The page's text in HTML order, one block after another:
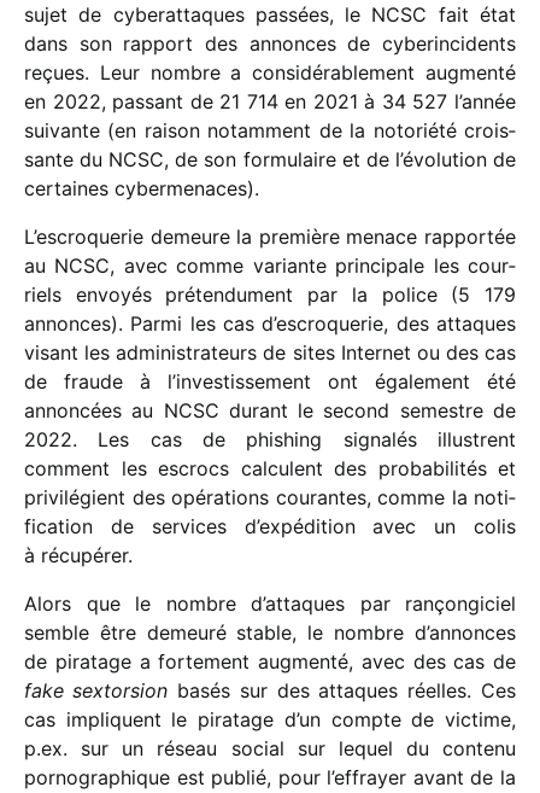
sujet de cybe­rat­taques passées, le NCSC fait état
dans son rapport des annonces de cybe­rin­ci­dents
reçues. Leur nombre a consi­dé­ra­ble­ment augmenté
en 2022, passant de 21 714 en 2021 à 34 527 l’année
suivante (en raison notam­ment de la noto­riété crois­
sante du NCSC, de son formu­laire et de l’évolution de
certaines cybermenaces).
L’escroquerie demeure la première menace rappor­tée
au NCSC, avec comme variante prin­ci­pale les cour­
riels envoyés préten­du­ment par la police (5 179
annonces). Parmi les cas d’escroquerie, des attaques
visant les admi­nis­tra­teurs de sites Internet ou des cas
de fraude à l’investissement ont égale­ment été
annon­cées au NCSC durant le second semestre de
2022. Les cas de phishing signa­lés illus­trent
comment les escrocs calculent des proba­bi­li­tés et
privi­lé­gient des opéra­tions courantes, comme la noti­
fi­ca­tion de services d’expédition avec un colis
à récupérer.
Alors que le nombre d’attaques par rançon­gi­ciel
semble être demeuré stable, le nombre d’annonces
de pira­tage a forte­ment augmenté, avec des cas de
fake sextor­sion basés sur des attaques réelles. Ces
cas impliquent le pira­tage d’un compte de victime,
p.ex. sur un réseau social sur lequel du contenu
porno­gra­phique est publié, pour l’effrayer avant de la